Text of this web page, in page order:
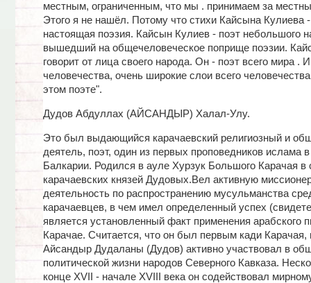
местным, ограниченным, что мы . принимаем за
Этого я не нашёл. Потому что стихи Кайсына Кулиева -
настоящая поэзия. Кайсын Кулиев - поэт небольшого
вышедший на общечеловеческое поприще поэзии.
говорит от лица своего народа. Он - поэт всего мира .
человечества, очень широкие слои всего
этом поэте".
Дудов Абдуллах (АЙСАНДЫР) Халал-Улу.
Это был выдающийся карачаевский религиозный и
деятель, поэт, один из первых проповедников ислама
Балкарии. Родился в ауле Хурзук Большого Карачая в
карачаевских князей Дудовых.Вел активную
деятельность по распространению мусульманства
карачаевцев, в чем имел определенный успех
является установленный факт применения арабского
Карачае. Считается, что он был первым кади Карачая,
Айсандыр Дудаланы (Дудов) активно участвовал в
политической жизни народов Северного Кавказа.
конце XVII - начале XVIII века он содействовал